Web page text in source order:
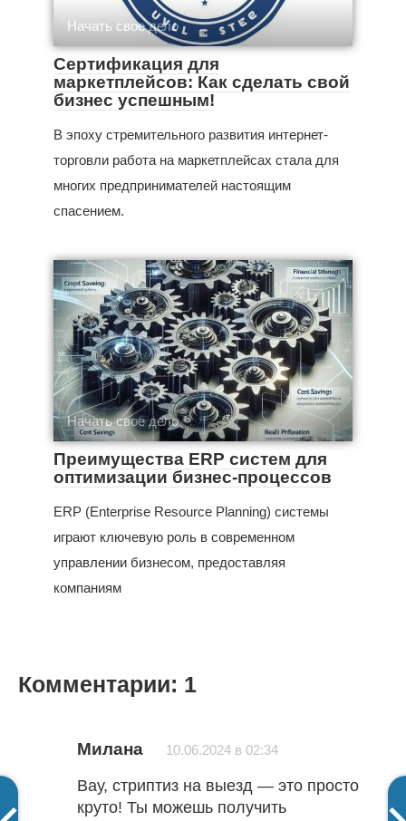
Начать свое дело
Сертификация для
маркетплейсов: Как сделать свой
бизнес успешным!
В эпоху стремительного развития интернет-
торговли работа на маркетплейсах стала для
многих предпринимателей настоящим
спасением.
Начать свое дело
Преимущества ERP систем для
оптимизации бизнес-процессов
ERP (Enterprise Resource Planning) системы
играют ключевую роль в современном
управлении бизнесом, предоставляя
компаниям
Комментарии: 1
Милана 10.06.2024 в 02:34
Вау, стриптиз на выезд — это просто
круто! Ты можешь получить